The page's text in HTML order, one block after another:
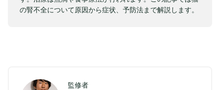
の腎不全について原因から症状、予防法まで解説します。
監修者